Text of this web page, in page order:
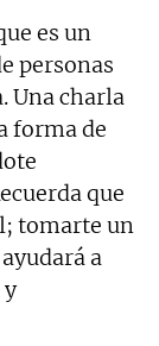
es un
personas
Una charla
forma de
que
tomarte un
a
y